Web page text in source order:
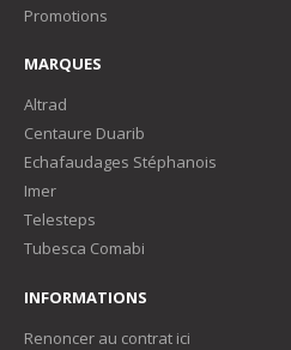
Promotions
MARQUES
Altrad
Centaure Duarib
Echafaudages Stéphanois
Imer
Telesteps
Tubesca Comabi
INFORMATIONS
Renoncer au contrat ici